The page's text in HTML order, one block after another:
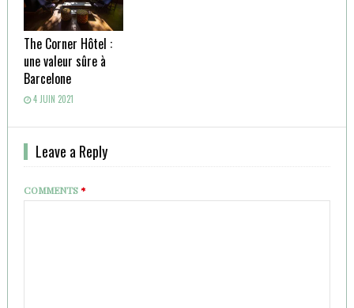
The Corner Hôtel :
une valeur sûre à
Barcelone
4 JUIN 2021
Leave a Reply
COMMENTS*